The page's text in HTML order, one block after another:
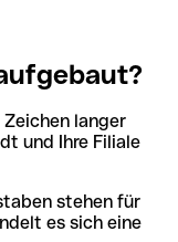
langer
und Ihre Filiale
stehen für
es sich eine